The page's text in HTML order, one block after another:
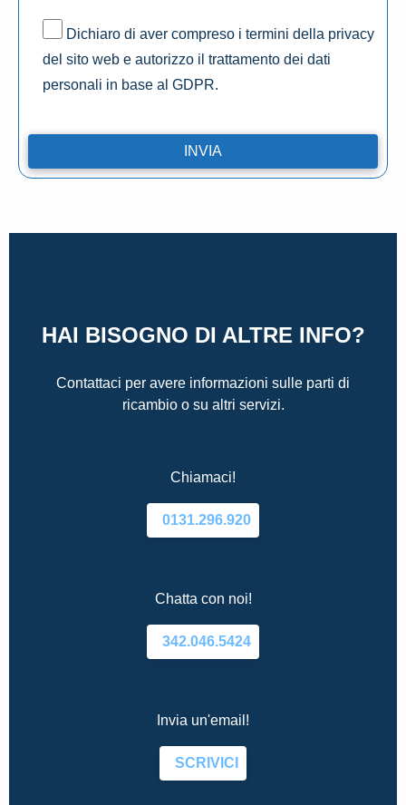
Dichiaro di aver compreso i termini della privacy
del sito web e autorizzo il trattamento dei dati
personali in base al GDPR.
HAI BISOGNO DI ALTRE INFO?
Contattaci per avere informazioni sulle parti di
ricambio o su altri servizi.
Chiamaci!
0131.296.920
Chatta con noi!
342.046.5424
Invia un'email!
SCRIVICI